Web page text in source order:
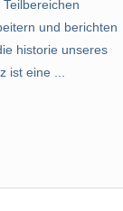
und berichten
historie unseres
ist eine ...